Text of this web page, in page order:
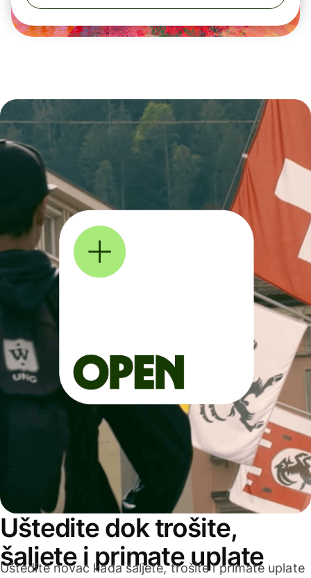
Uštedite dok trošite,
šaljete i primate uplate
Uštedite novac kada šaljete, trošite i primate uplate